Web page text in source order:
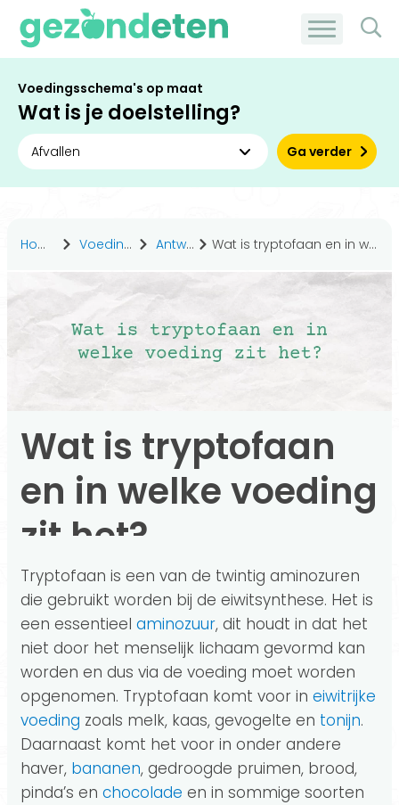
Voedingsschema's op maat
Wat is je doelstelling?
Ga verder
Home Voedingsstoffen Antwoorden Wat is tryptofaan en in welke voeding zit het?
Wat is tryptofaan
en in welke voeding
zit het?
Tryptofaan is een van de twintig aminozuren
die gebruikt worden bij de eiwitsynthese. Het is
een essentieel aminozuur, dit houdt in dat het
niet door het menselijk lichaam gevormd kan
worden en dus via de voeding moet worden
opgenomen. Tryptofaan komt voor in eiwitrijke
voeding zoals melk, kaas, gevogelte en tonijn.
Daarnaast komt het voor in onder andere
haver, bananen, gedroogde pruimen, brood,
pinda’s en chocolade en in sommige soorten